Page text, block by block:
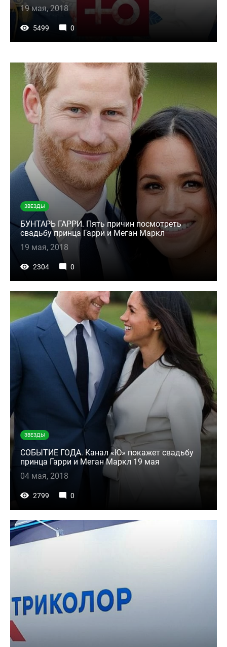
19 мая, 2018
5499 0
ЗВЕЗДЫ
БУНТАРЬ ГАРРИ. Пять причин посмотреть
свадьбу принца Гарри и Меган Маркл
19 мая, 2018
2304 0
ЗВЕЗДЫ
СОБЫТИЕ ГОДА. Канал «Ю» покажет свадьбу
принца Гарри и Меган Маркл 19 мая
04 мая, 2018
2799 0